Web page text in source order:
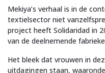
Mekiya’s verhaal is in de
textielsector niet
project heeft Solidaridad in
van de deelnemende
Het bleek dat vrouwen in
uitdagingen staan,